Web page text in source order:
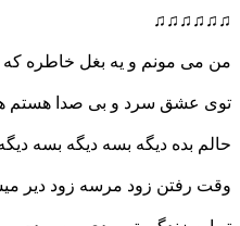
♫♫♫♫♫♫
من می مونم و یه بغل خاطره
توی عشق سرد و بی صدا هستم
حالم بده دیگه بسه دیگه بسه
وقت رفتن زود مرسه زود دیر